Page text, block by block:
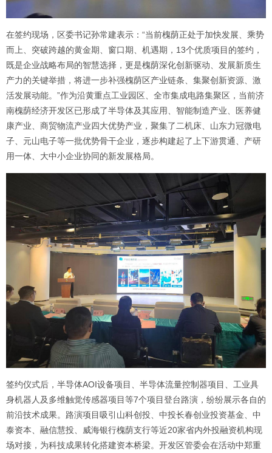
在签约现场，区委书记孙常建表示：“当前槐荫正处于加快发展、乘势
而上、突破跨越的黄金期、窗口期、机遇期，13个优质项目的签约，
既是企业战略布局的智慧选择，更是槐荫深化创新驱动、发展新质生
产力的关键举措，将进一步补强槐荫区产业链条、集聚创新资源、激
活发展动能。”作为沿黄重点工业园区、全市集成电路集聚区，当前济
南槐荫经济开发区已形成了半导体及其应用、智能制造产业、医养健
康产业、商贸物流产业四大优势产业，聚集了二机床、山东力冠微电
子、元山电子等一批优势骨干企业，逐步构建起了上下游贯通、产研
用一体、大中小企业协同的新发展格局。
签约仪式后，半导体AOI设备项目、半导体流量控制器项目、工业具
身机器人及多维触觉传感器项目等7个项目登台路演，纷纷展示各自的
前沿技术成果。路演项目吸引山科创投、中投长春创业投资基金、中
泰资本、融信慧投、威海银行槐荫支行等近20家省内外投融资机构现
场对接，为科技成果转化搭建资本桥梁。开发区管委会在活动中郑重